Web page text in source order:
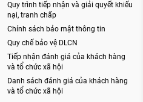
Quy trình tiếp nhận và giải quyết khiếu
nại, tranh chấp
Chính sách bảo mật thông tin
Quy chế bảo vệ DLCN
Tiếp nhận đánh giá của khách hàng
và tổ chức xã hội
Danh sách đánh giá của khách hàng
và tổ chức xã hội